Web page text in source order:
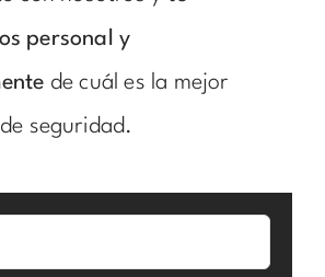
personal y
de cuál es la mejor
seguridad .